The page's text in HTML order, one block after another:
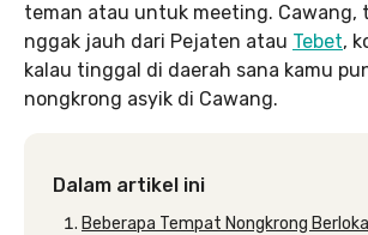
teman atau untuk meeting. Cawang,
nggak jauh dari Pejaten atau Tebet,
kalau tinggal di daerah sana kamu
nongkrong asyik di Cawang.
Dalam artikel ini
Beberapa Tempat Nongkrong